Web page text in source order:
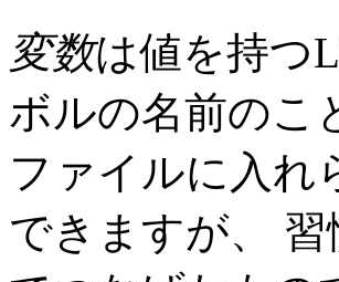
変数は値を持つ
ボルの名前のこ
ファイルに入れ
できますが、